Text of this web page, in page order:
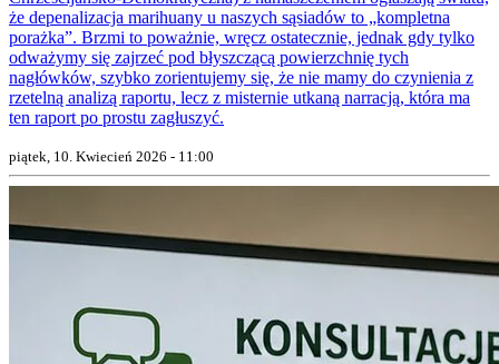
że depenalizacja marihuany u naszych sąsiadów to „kompletna
porażka”. Brzmi to poważnie, wręcz ostatecznie, jednak gdy tylko
odważymy się zajrzeć pod błyszczącą powierzchnię tych
nagłówków, szybko zorientujemy się, że nie mamy do czynienia z
rzetelną analizą raportu, lecz z misternie utkaną narracją, która ma
ten raport po prostu zagłuszyć.
piątek, 10. Kwiecień 2026 - 11:00